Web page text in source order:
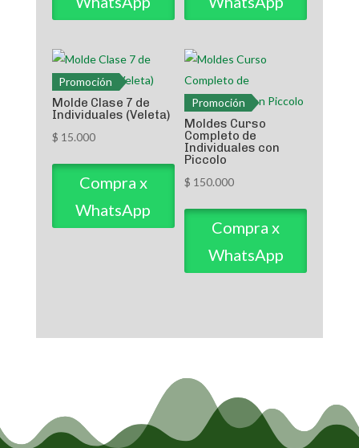
Promoción
Molde Clase 7 de
Individuales (Veleta)
$ 15.000
Compra x
WhatsApp
Promoción
Moldes Curso
Completo de
Individuales con
Piccolo
$ 150.000
Compra x
WhatsApp